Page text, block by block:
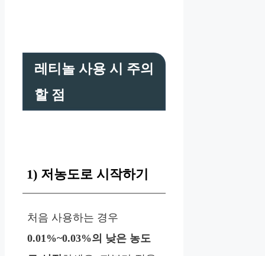
레티놀 사용 시 주의
할 점
1) 저농도로 시작하기
처음 사용하는 경우
0.01%~0.03%의 낮은 농도